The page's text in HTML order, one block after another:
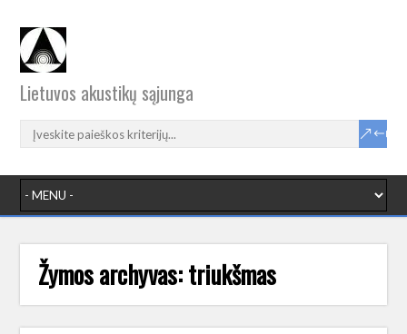
Lietuvos akustikų sąjunga
Žymos archyvas:triukšmas